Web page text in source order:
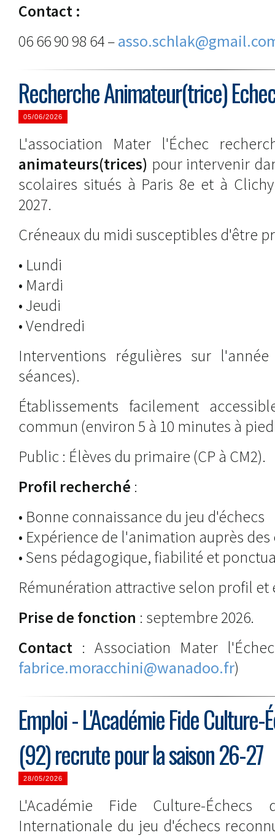
Contact :
06 66 90 98 64 –
Recherche Animateur(trice)
05/06/2026
L'association Mater l'Échec
animateurs(trices) pour intervenir
scolaires situés à Paris 8e et à
2027.
Créneaux du midi susceptibles d'être
• Lundi
• Mardi
• Jeudi
• Vendredi
Interventions régulières sur
séances).
Établissements facilement
commun (environ 5 à 10 minutes à
Public : Élèves du primaire (CP à CM2).
Profil recherché :
• Bonne connaissance du jeu d'échecs
• Expérience de l'animation auprès
• Sens pédagogique, fiabilité et
Rémunération attractive selon profil et
Prise de fonction : septembre 2026.
Contact : Association Mater
fabrice.moracchini@wanadoo.fr)
Emploi - L'Académie Fide Culture-
(92) recrute pour la saison 26-27
28/05/2026
L'Académie Fide Culture-Échecs
Internationale du jeu d'échecs